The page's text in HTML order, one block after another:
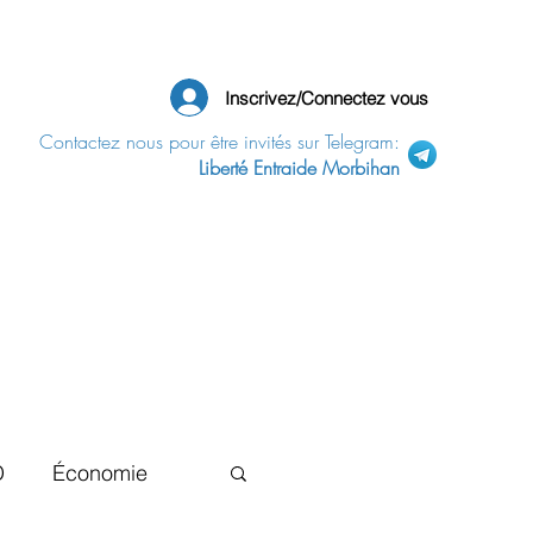
Inscrivez/Connectez vous
Contactez nous pour être invités sur Telegram:
Liberté Entraide Morbihan
Économie